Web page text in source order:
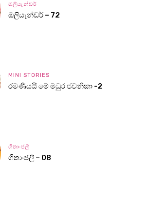
ඔලියැන්ඩර්
ඔලියැන්ඩර් – 72
MINI STORIES
රමණීයයි මේ මධුර ජවනිකා -2
ගීතාංජලී
ගීතාංජලී – 08